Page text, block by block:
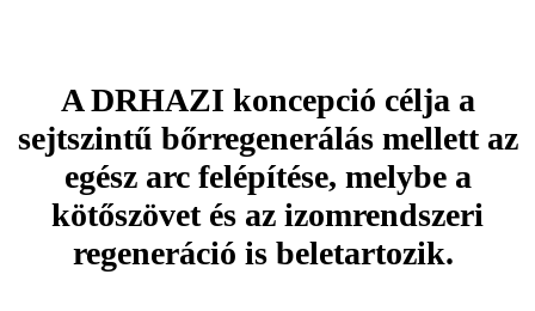
A DRHAZI koncepció célja a
sejtszintű bőrregenerálás mellett az
egész arc felépítése, melybe a
kötőszövet és az izomrendszeri
regeneráció is beletartozik.